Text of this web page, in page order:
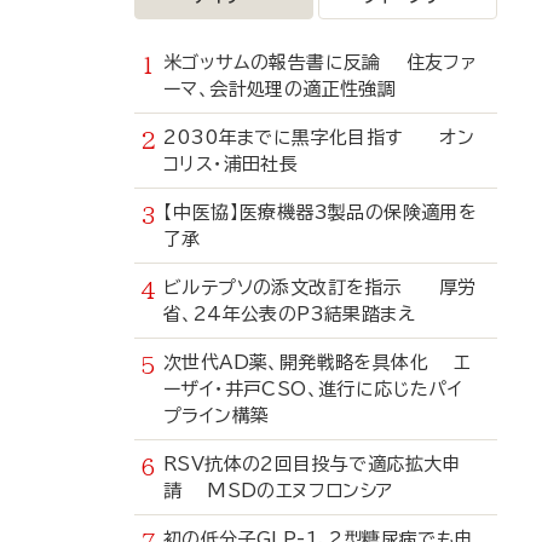
米ゴッサムの報告書に反論 住友ファ
ーマ、会計処理の適正性強調
2030年までに黒字化目指す オン
コリス・浦田社長
【中医協】医療機器3製品の保険適用を
了承
ビルテプソの添文改訂を指示 厚労
省、24年公表のP3結果踏まえ
次世代AD薬、開発戦略を具体化 エ
ーザイ・井戸CSO、進行に応じたパイ
プライン構築
RSV抗体の2回目投与で適応拡大申
請 MSDのエヌフロンシア